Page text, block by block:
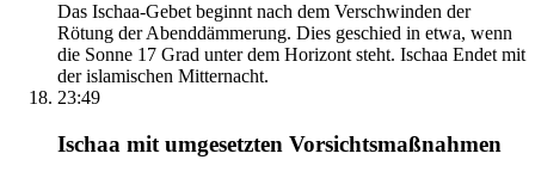
Das Ischaa-Gebet beginnt nach dem Verschwinden der
Rötung der Abenddämmerung. Dies geschied in etwa, wenn
die Sonne 17 Grad unter dem Horizont steht. Ischaa Endet mit
der islamischen Mitternacht.
23:49
Ischaa mit umgesetzten Vorsichtsmaßnahmen